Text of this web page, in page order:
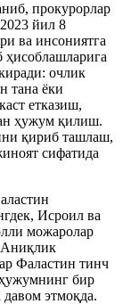
прокурорлар
йил 8
ва инсониятга
ҳисоблашларига
очлик
тана ёки
етказиш,
ҳужум қилиш.
қириб ташлаш,
сифатида
Исроил ва
можаролар
Аниқлик
Фаластин тинч
бир
давом этмоқда.